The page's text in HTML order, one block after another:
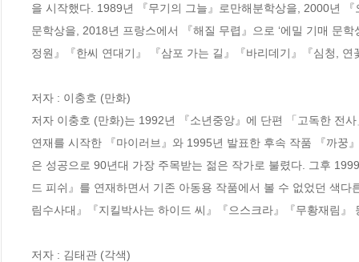
을 시작했다. 1989년 『무기의 그늘』로만해분학상을, 2000년
문학상을, 2018년 프랑스에서 『해질 무렵』으로 ‘에밀 기매 문
정원』『한씨 연대기』 『삼포 가는 길』『바리데기』『심청,
저자 : 이충호 (만화)
저자 이충호 (만화)는 1992년 『소년중앙』에 단편 「고독한 전
연재를 시작한 『마이러브』와 1995년 발표한 후속 작품 『까꿍
은 성공으로 90년대 가장 주목받는 젊은 작가로 불렸다. 그후
드 피쉬』를 연재하면서 기존 아동용 작품에서 볼 수 없었던 색
림수사대』『지킬박사는 하이드 씨』『으스크라』『무황재림』
저자 : 김태관 (각색)